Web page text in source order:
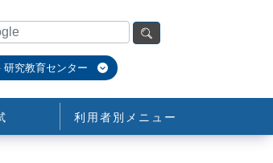
研究教育センター
利用者別メニュー